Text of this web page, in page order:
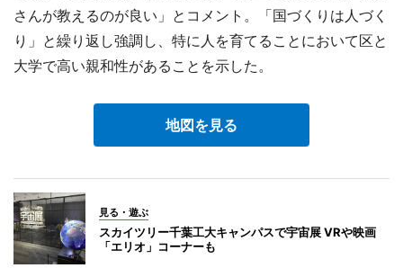
さんが教えるのが良い」とコメント。「国づくりは人づく
り」と繰り返し強調し、特に人を育てることにおいて区と
大学で高い親和性があることを示した。
地図を見る
見る・遊ぶ
スカイツリー千葉工大キャンパスで宇宙展 VRや映画
「エリオ」コーナーも